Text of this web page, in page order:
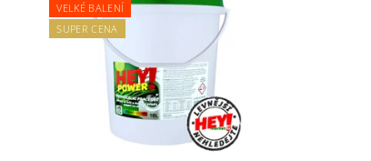
VELKÉ BALENÍ
SUPER CENA